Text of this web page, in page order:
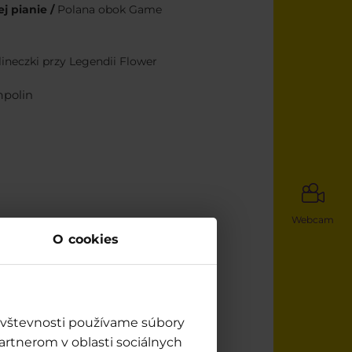
O cookies
používame súbory
v oblasti sociálnych
Webcam
pianie /Polana obok Game
przy Legendii Flower